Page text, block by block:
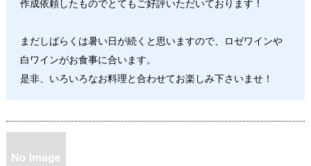
作成依頼したものでとてもご好評いただいております！
まだしばらくは暑い日が続くと思いますので、ロゼワインや
白ワインがお食事に合います。
是非、いろいろなお料理と合わせてお楽しみ下さいませ！